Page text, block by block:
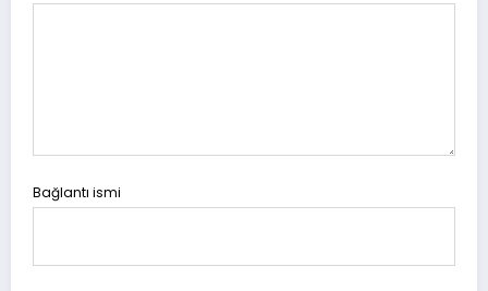
Bağlantı ismi